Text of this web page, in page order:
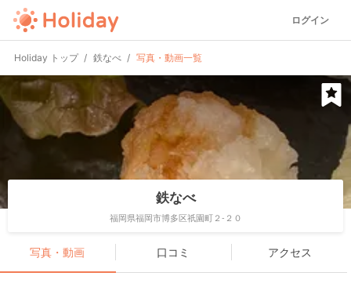
ログイン
Holiday トップ 鉄なべ 写真・動画一覧
鉄なべ
福岡県福岡市博多区祇園町２-２０
写真・動画 口コミ アクセス